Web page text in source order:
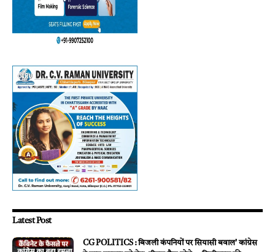
Latest Post
CG POLITICS : बिजली कंपनियों पर सियासी बवाल’ कांग्रेस